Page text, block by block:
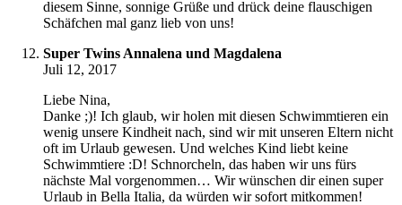
diesem Sinne, sonnige Grüße und drück deine flauschigen
Schäfchen mal ganz lieb von uns!
Super Twins Annalena und Magdalena
Juli 12, 2017
Liebe Nina,
Danke ;)! Ich glaub, wir holen mit diesen Schwimmtieren ein
wenig unsere Kindheit nach, sind wir mit unseren Eltern nicht
oft im Urlaub gewesen. Und welches Kind liebt keine
Schwimmtiere :D! Schnorcheln, das haben wir uns fürs
nächste Mal vorgenommen… Wir wünschen dir einen super
Urlaub in Bella Italia, da würden wir sofort mitkommen!